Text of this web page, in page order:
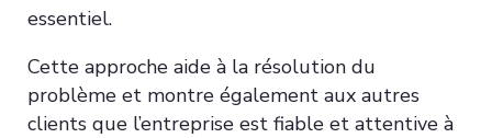
essentiel.
Cette approche aide à la résolution du
problème et montre également aux autres
clients que l’entreprise est fiable et attentive à